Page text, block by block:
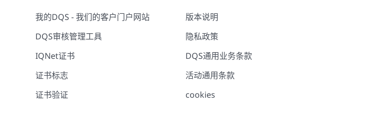
我的DQS - 我们的客户门户网站
DQS审核管理工具
IQNet证书
证书标志
证书验证
版本说明
隐私政策
DQS通用业务条款
活动通用条款
cookies